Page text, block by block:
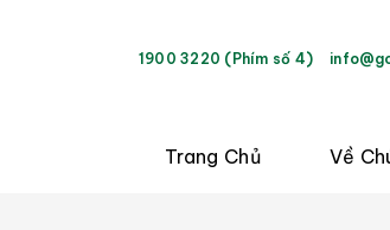
1900 3220 (Phím số 4)
Trang Chủ Về